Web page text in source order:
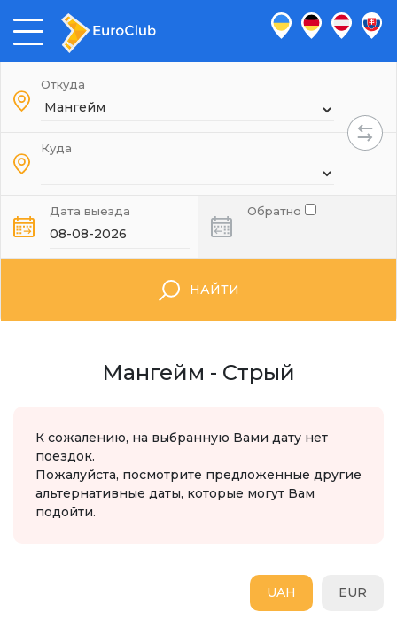
Откуда
Куда
Дата выезда Обратно
НАЙТИ
Мангейм - Стрый
К сожалению, на выбранную Вами дату нет
поездок.
Пожалуйста, посмотрите предложенные другие
альтернативные даты, которые могут Вам
подойти.
EUR
UAH